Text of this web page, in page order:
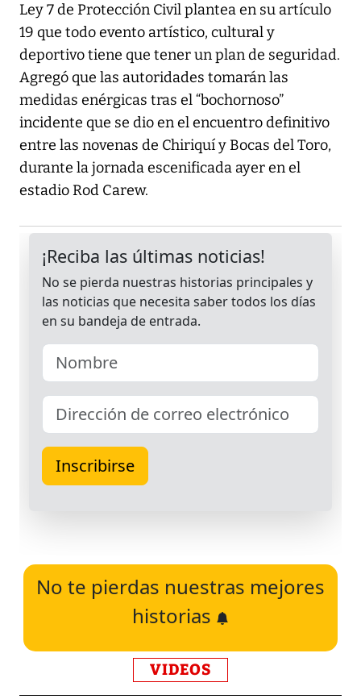
Ley 7 de Protección Civil plantea en su artículo
19 que todo evento artístico, cultural y
deportivo tiene que tener un plan de seguridad.
Agregó que las autoridades tomarán las
medidas enérgicas tras el “bochornoso”
incidente que se dio en el encuentro definitivo
entre las novenas de Chiriquí y Bocas del Toro,
durante la jornada escenificada ayer en el
estadio Rod Carew.
No te pierdas nuestras mejores
historias
VIDEOS